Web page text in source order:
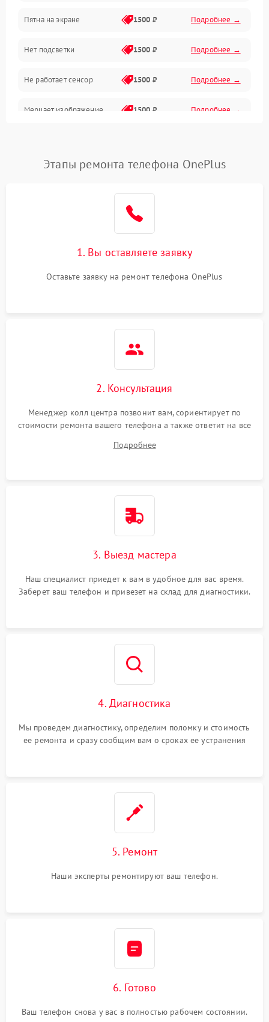
Проблемы с питанием, зарядкой и аккумулятором
Проблемы с работой системы, корпусом и другие
Пятна на экране 1500 ₽ Подробнее →
Нет подсветки 1500 ₽ Подробнее →
Не работает сенсор 1500 ₽ Подробнее →
Мерцает изображение 1500 ₽ Подробнее →
Не работает Face ID 4000 ₽ Подробнее →
Этапы ремонта телефона OnePlus
1. Вы оставляете заявку
Оставьте заявку на ремонт телефона OnePlus
2. Консультация
Менеджер колл центра позвонит вам, сориентирует по
стоимости ремонта вашего телефона а также ответит на все
Подробнее
3. Выезд мастера
Наш специалист приедет к вам в удобное для вас время.
Заберет ваш телефон и привезет на склад для диагностики.
4. Диагностика
Мы проведем диагностику, определим поломку и стоимость
ее ремонта и сразу сообщим вам о сроках ее устранения
5. Ремонт
Наши эксперты ремонтируют ваш телефон.
6. Готово
Ваш телефон снова у вас в полностью рабочем состоянии.